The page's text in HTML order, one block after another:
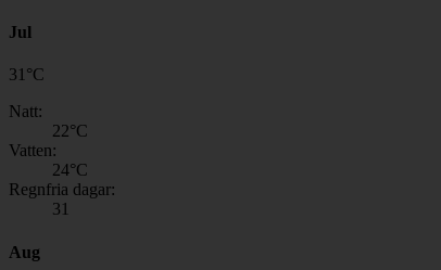
Jul
31°C
Natt:
22°C
Vatten:
24°C
Regnfria dagar:
31
Aug